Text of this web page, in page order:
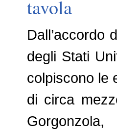
tavola
Dall’accordo
degli Stati
colpiscono le
di circa